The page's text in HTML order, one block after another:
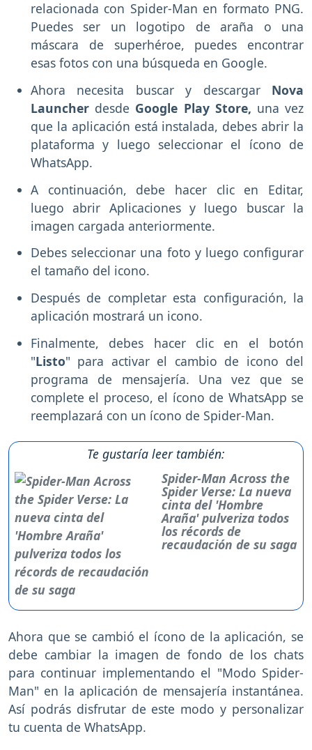
relacionada con Spider-Man en formato PNG.
Puedes ser un logotipo de araña o una
máscara de superhéroe, puedes encontrar
esas fotos con una búsqueda en Google.
Ahora necesita buscar y descargar Nova
Launcher desde Google Play Store, una vez
que la aplicación está instalada, debes abrir la
plataforma y luego seleccionar el ícono de
WhatsApp.
A continuación, debe hacer clic en Editar,
luego abrir Aplicaciones y luego buscar la
imagen cargada anteriormente.
Debes seleccionar una foto y luego configurar
el tamaño del icono.
Después de completar esta configuración, la
aplicación mostrará un icono.
Finalmente, debes hacer clic en el botón
"Listo" para activar el cambio de icono del
programa de mensajería. Una vez que se
complete el proceso, el ícono de WhatsApp se
reemplazará con un ícono de Spider-Man.
Te gustaría leer también:
Spider-Man Across the
Spider Verse: La nueva
cinta del 'Hombre
Araña' pulveriza todos
los récords de
recaudación de su saga
Ahora que se cambió el ícono de la aplicación, se
debe cambiar la imagen de fondo de los chats
para continuar implementando el "Modo Spider-
Man" en la aplicación de mensajería instantánea.
Así podrás disfrutar de este modo y personalizar
tu cuenta de WhatsApp.